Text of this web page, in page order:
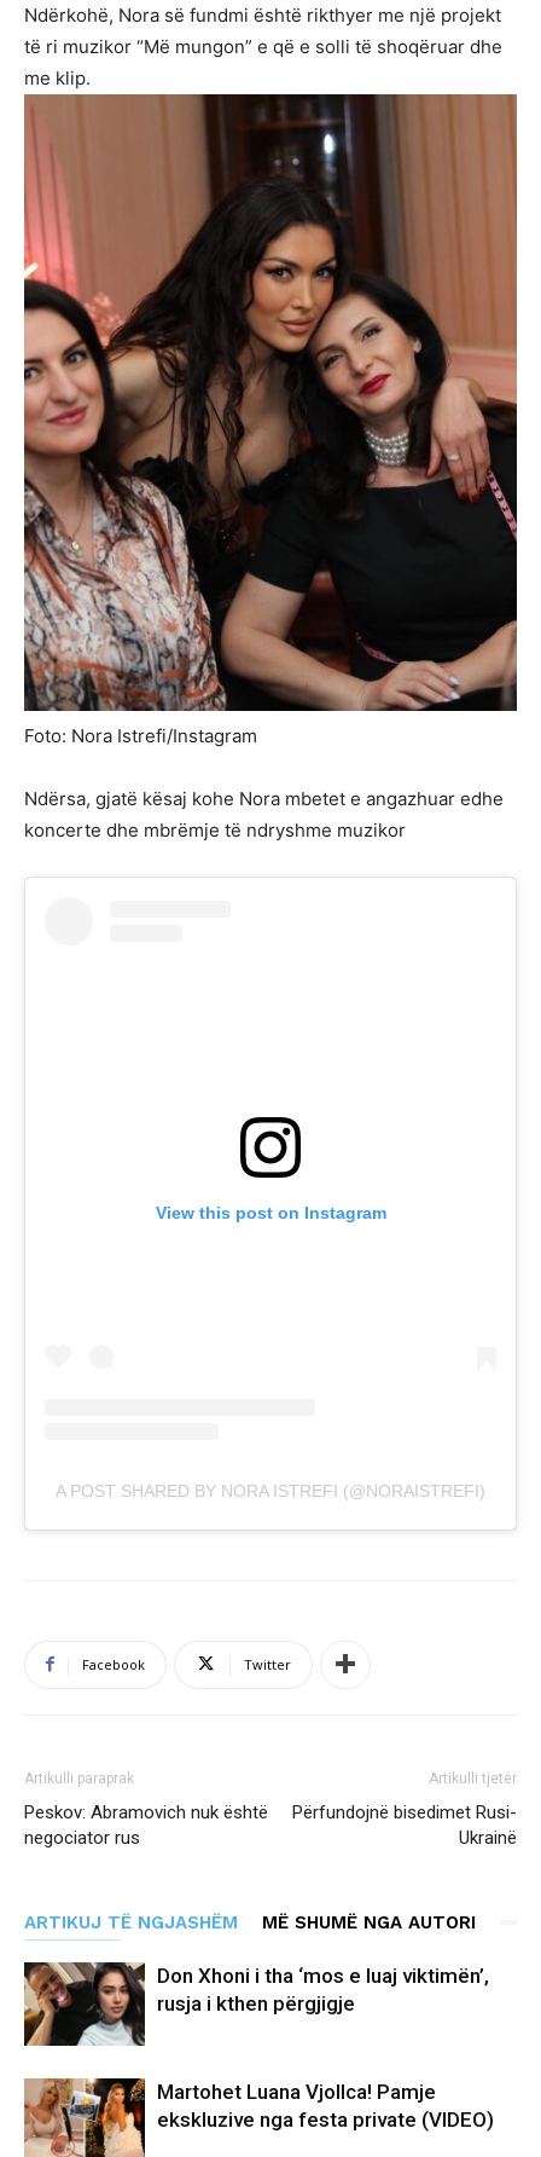
Ndërkohë, Nora së fundmi është rikthyer me një projekt
të ri muzikor “Më mungon” e që e solli të shoqëruar dhe
me klip.
Foto: Nora Istrefi/Instagram
Ndërsa, gjatë kësaj kohe Nora mbetet e angazhuar edhe
koncerte dhe mbrëmje të ndryshme muzikor
View this post on Instagram
A POST SHARED BY NORA ISTREFI (@NORAISTREFI)
Facebook Twitter
Artikulli paraprak
Peskov: Abramovich nuk është
negociator rus
Artikulli tjetër
Përfundojnë bisedimet Rusi-
Ukrainë
ARTIKUJ TË NGJASHËM MË SHUMË NGA AUTORI
Don Xhoni i tha ‘mos e luaj viktimën’,
rusja i kthen përgjigje
Martohet Luana Vjollca! Pamje
ekskluzive nga festa private (VIDEO)